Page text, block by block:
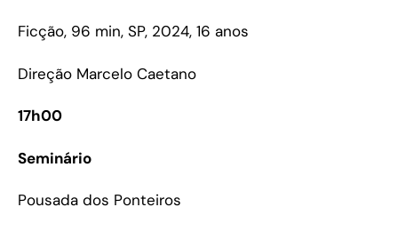
Ficção, 96 min, SP, 2024, 16 anos
Direção Marcelo Caetano
17h00
Seminário
Pousada dos Ponteiros